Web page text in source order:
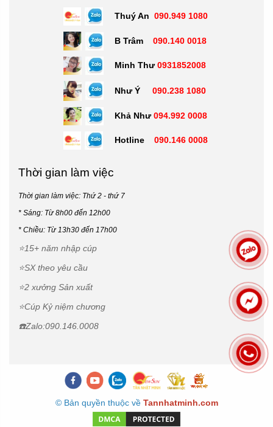
Thuý An 090.949 1080
B Trâm 090.140 0018
Minh Thư 0931852008
Như Ý 090.238 1080
Khả Như 094.992 0008
Hotline 090.146 0008
Thời gian làm việc
Thời gian làm việc: Thứ 2 - thứ 7
* Sáng: Từ 8h00 đến 12h00
* Chiều: Từ 13h30 đến 17h00
⭐15+ năm nhập cúp
⭐SX theo yêu cầu
⭐2 xưởng Sản xuất
⭐Cúp Kỷ niệm chương
☎️Zalo:090.146.0008
© Bản quyền thuộc về Tannhatminh.com